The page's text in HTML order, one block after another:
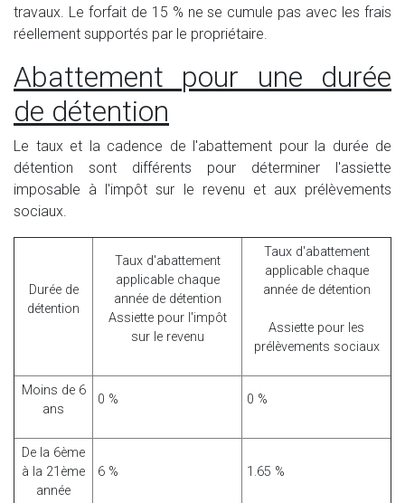
travaux. Le forfait de 15 % ne se cumule pas avec les frais
réellement supportés par le propriétaire.
Abattement pour une durée
de détention
Le taux et la cadence de l'abattement pour la durée de
détention sont différents pour déterminer l'assiette
imposable à l'impôt sur le revenu et aux prélèvements
sociaux.
Durée de
détention
Taux d'abattement
applicable chaque
année de détention
Assiette pour l'impôt
sur le revenu
Taux d'abattement
applicable chaque
année de détention
Assiette pour les
prélèvements sociaux
Moins de 6
ans
0 % 0 %
De la 6ème
à la 21ème
année
6 % 1.65 %